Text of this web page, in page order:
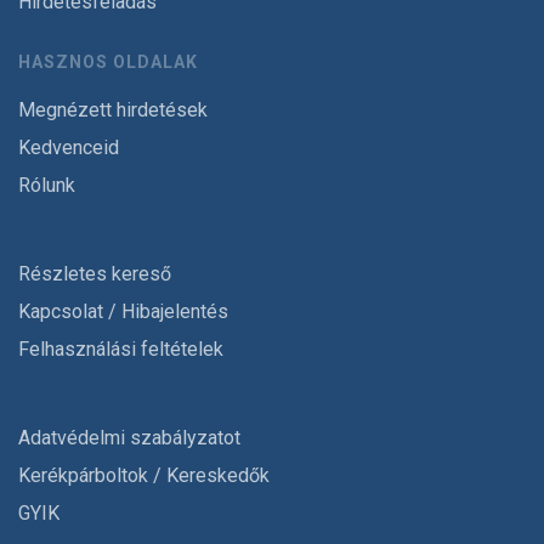
HASZNOS OLDALAK
Megnézett hirdetések
Kedvenceid
Rólunk
Részletes kereső
Kapcsolat / Hibajelentés
Felhasználási feltételek
Adatvédelmi szabályzatot
Kerékpárboltok / Kereskedők
GYIK